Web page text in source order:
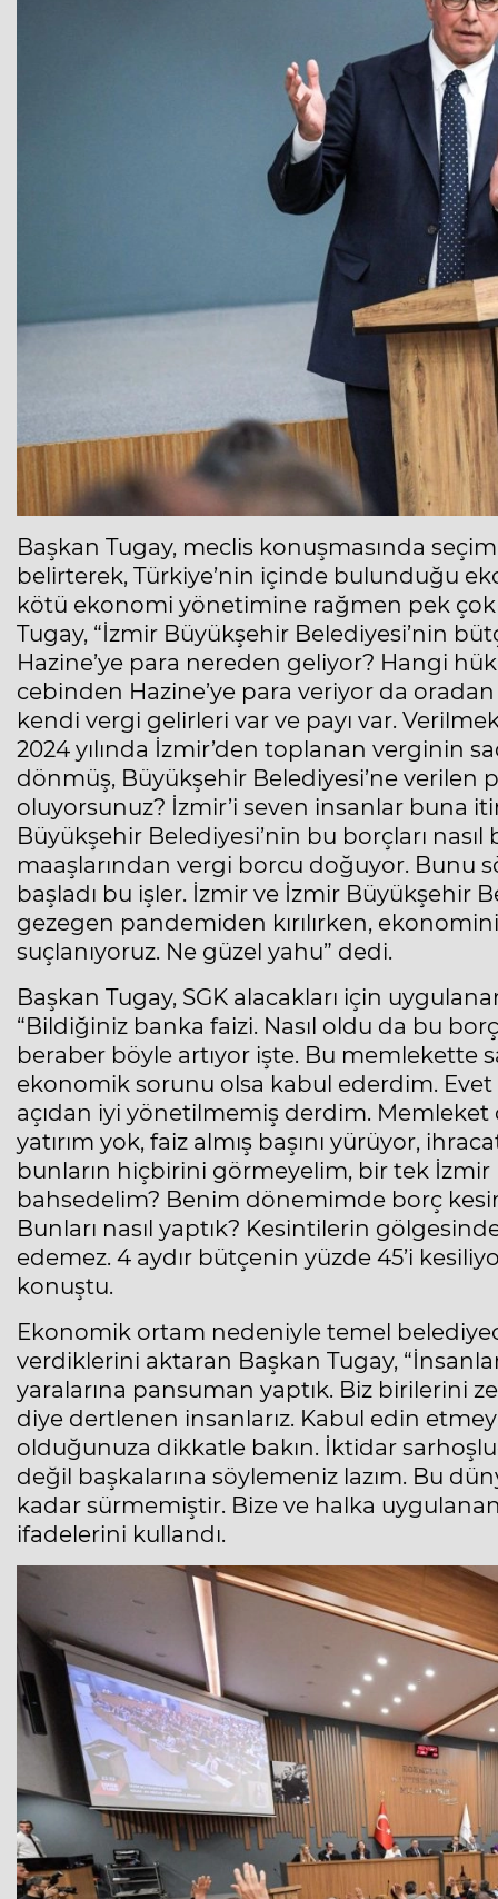
Başkan Tugay, meclis konuşmasında
belirterek, Türkiye’nin içinde bulunduğu
kötü ekonomi yönetimine rağmen pek çok
Tugay, “İzmir Büyükşehir Belediyesi’nin
Hazine’ye para nereden geliyor? Hangi
cebinden Hazine’ye para veriyor da
kendi vergi gelirleri var ve payı var.
2024 yılında İzmir’den toplanan verginin
dönmüş, Büyükşehir Belediyesi’ne verilen
oluyorsunuz? İzmir’i seven insanlar buna
Büyükşehir Belediyesi’nin bu borçları
maaşlarından vergi borcu doğuyor. Bunu
başladı bu işler. İzmir ve İzmir Büyükşehir
gezegen pandemiden kırılırken,
suçlanıyoruz. Ne güzel yahu” dedi.
Başkan Tugay, SGK alacakları için
“Bildiğiniz banka faizi. Nasıl oldu da bu
beraber böyle artıyor işte. Bu memlekette
ekonomik sorunu olsa kabul ederdim.
açıdan iyi yönetilmemiş derdim. Memleket
yatırım yok, faiz almış başını yürüyor,
bunların hiçbirini görmeyelim, bir tek
bahsedelim? Benim dönemimde borç
Bunları nasıl yaptık? Kesintilerin
edemez. 4 aydır bütçenin yüzde 45’i
konuştu.
Ekonomik ortam nedeniyle temel
verdiklerini aktaran Başkan Tugay,
yaralarına pansuman yaptık. Biz birilerini
diye dertlenen insanlarız. Kabul edin
olduğunuza dikkatle bakın. İktidar
değil başkalarına söylemeniz lazım. Bu
kadar sürmemiştir. Bize ve halka
ifadelerini kullandı.